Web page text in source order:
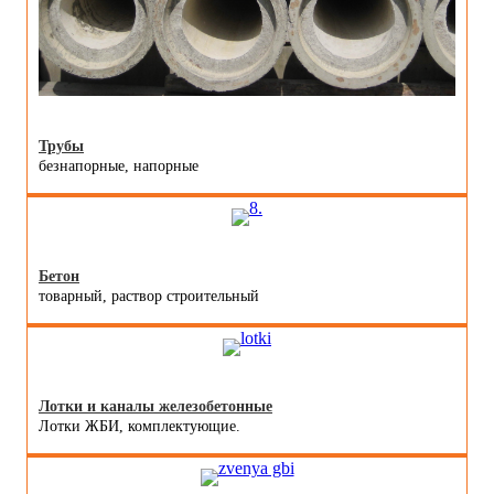
Трубы
безнапорные, напорные
Бетон
товарный, раствор строительный
Лотки и каналы железобетонные
Лотки ЖБИ, комплектующие.